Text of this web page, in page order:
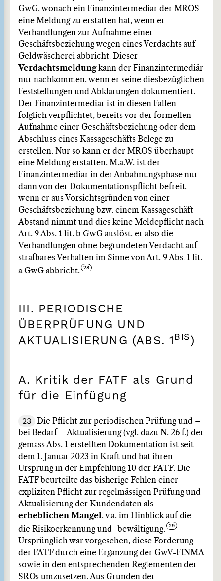
GwG, wonach ein Finanzintermediär der MROS
eine Meldung zu erstatten hat, wenn er
Verhandlungen zur Aufnahme einer
Geschäftsbeziehung wegen eines Verdachts auf
Geldwäscherei abbricht. Dieser
Verdachtsmeldungkann der Finanzintermediär
nur nachkommen, wenn er seine diesbezüglichen
Feststellungen und Abklärungen dokumentiert.
Der Finanzintermediär ist in diesen Fällen
folglich verpflichtet, bereits vor der formellen
Aufnahme einer Geschäftsbeziehung oder dem
Abschluss eines Kassageschäfts Belege zu
erstellen. Nur so kann er der MROS überhaupt
eine Meldung erstatten. M.a.W. ist der
Finanzintermediär in der Anbahnungsphase nur
dann von der Dokumentationspflicht befreit,
wenn er aus Vorsichtsgründen von einer
Geschäftsbeziehung bzw. einem Kassageschäft
Abstand nimmt und dies keine Meldepflicht nach
Art. 9 Abs. 1 lit. b GwG auslöst, er also die
Verhandlungen ohne begründeten Verdacht auf
strafbares Verhalten im Sinne von Art. 9 Abs. 1 lit.
a GwG abbricht.
III. PERIODISCHE
ÜBERPRÜFUNG UND
AKTUALISIERUNG (ABS. 1 BIS)
A. Kritik der FATF als Grund
für die Einfügung
23
Die Pflicht zur periodischen Prüfung und –
bei Bedarf – Aktualisierung (vgl. dazu N. 26 f.) der
gemäss Abs. 1 erstellten Dokumentation ist seit
dem 1. Januar 2023 in Kraft und hat ihren
Ursprung in der Empfehlung 10 der FATF. Die
FATF beurteilte das bisherige Fehlen einer
expliziten Pflicht zur regelmässigen Prüfung und
Aktualisierung der Kundendaten als
erheblichen Mangel, v.a. im Hinblick auf die
die Risikoerkennung und -bewältigung.
Ursprünglich war vorgesehen, diese Forderung
der FATF durch eine Ergänzung der GwV-FINMA
sowie in den entsprechenden Reglementen der
SROs umzusetzen. Aus Gründen der